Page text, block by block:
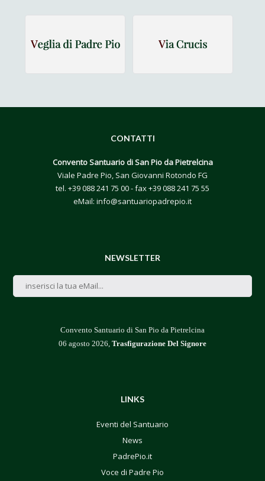
CONTATTI
Convento Santuario di San Pio da Pietrelcina
Viale Padre Pio, San Giovanni Rotondo FG
tel. +39 088 241 75 00- fax +39 088 241 75 55
eMail: info@santuariopadrepio.it
NEWSLETTER
Convento Santuario di San Pio da Pietrelcina
06 agosto 2026, Trasfigurazione Del Signore
LINKS
Eventi del Santuario
News
PadrePio.it
Voce di Padre Pio